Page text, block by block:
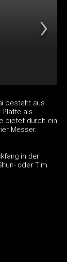
besteht aus
Platte als
bietet durch ein
Messer.
in der
oder Tim